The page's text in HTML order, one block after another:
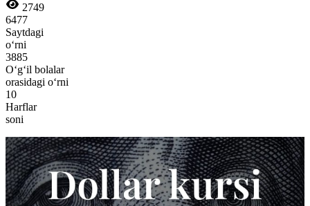
2749
6477
Saytdagi
o‘rni
3885
O‘g‘il bolalar
orasidagi o‘rni
10
Harflar
soni